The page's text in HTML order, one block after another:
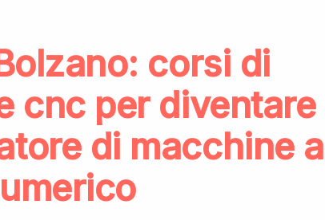
corsi di
cnc per diventare
di macchine a